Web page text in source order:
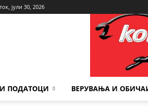
јули 30, 2026
ПОДАТОЦИ ВЕРУВАЊА И